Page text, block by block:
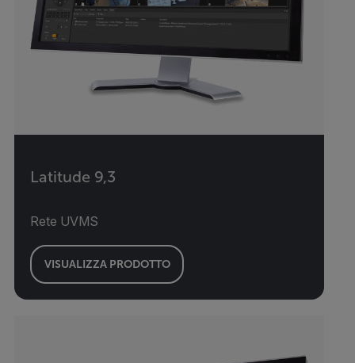
Latitude 9,3
Rete UVMS
VISUALIZZA PRODOTTO